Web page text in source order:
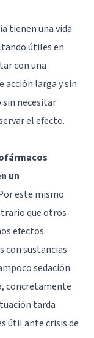
tienen una vida
útiles en
con una
acción larga y sin
sin necesitar
el efecto.
un
este mismo
que otros
efectos
con sustancias
sedación.
concretamente
tarda
útil ante crisis de